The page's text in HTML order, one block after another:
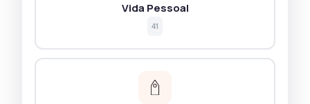
Vida Pessoal
41